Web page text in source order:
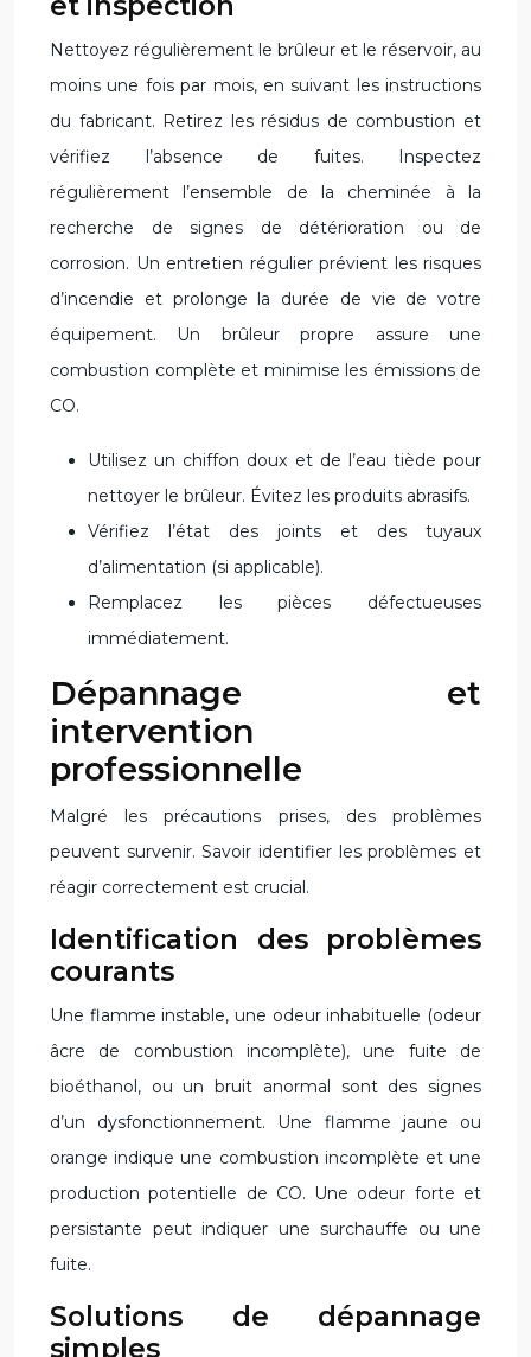
Nettoyez régulièrement le brûleur et le réservoir, au
moins une fois par mois, en suivant les instructions
du fabricant. Retirez les résidus de combustion et
vérifiez l’absence de fuites. Inspectez
régulièrement l’ensemble de la cheminée à la
recherche de signes de détérioration ou de
corrosion. Un entretien régulier prévient les risques
d’incendie et prolonge la durée de vie de votre
équipement. Un brûleur propre assure une
combustion complète et minimise les émissions de
CO.
Utilisez un chiffon doux et de l’eau tiède pour
nettoyer le brûleur. Évitez les produits abrasifs.
Vérifiez l’état des joints et des tuyaux
d’alimentation (si applicable).
Remplacez les pièces défectueuses
immédiatement.
Dépannage et
intervention
professionnelle
Malgré les précautions prises, des problèmes
peuvent survenir. Savoir identifier les problèmes et
réagir correctement est crucial.
Identification des problèmes
courants
Une flamme instable, une odeur inhabituelle (odeur
âcre de combustion incomplète), une fuite de
bioéthanol, ou un bruit anormal sont des signes
d’un dysfonctionnement. Une flamme jaune ou
orange indique une combustion incomplète et une
production potentielle de CO. Une odeur forte et
persistante peut indiquer une surchauffe ou une
fuite.
Solutions de dépannage
simples